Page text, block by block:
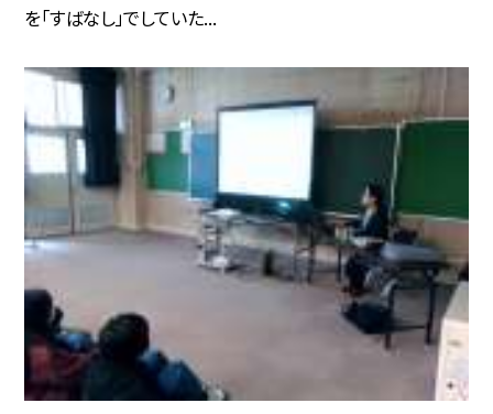
を「すばなし」でしていた...